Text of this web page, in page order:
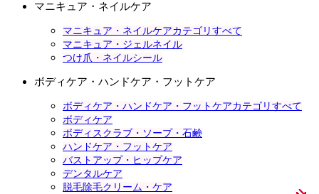
マニキュア・ネイルケア
マニキュア・ネイルケアカテゴリすべて
マニキュア・ジェルネイル
つけ爪・ネイルシール
ボディケア・ハンドケア・フットケア
ボディケア・ハンドケア・フットケアカテゴリすべて
ボディケア
ボディスクラブ・ソープ・石鹸
ハンドケア・フットケア
バストアップ・ヒップケア
デンタルケア
脱毛除毛クリーム・ケア